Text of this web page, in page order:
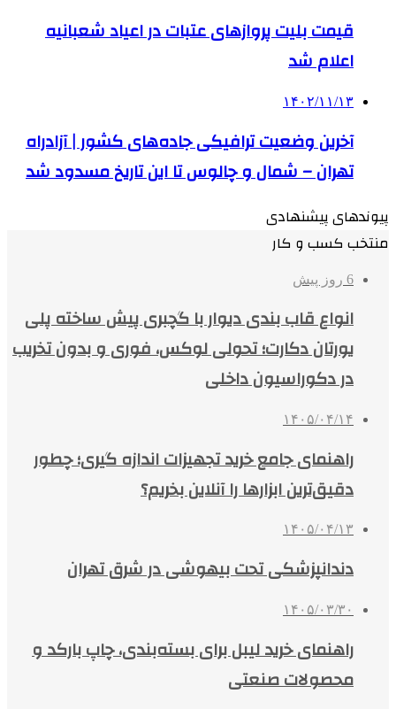
قیمت بلیت پروازهای عتبات در اعیاد شعبانیه
اعلام شد
۱۴۰۲/۱۱/۱۳
آخرین وضعیت ترافیکی جاده‌های کشور | آزادراه
تهران – شمال و چالوس تا این تاریخ مسدود شد
پیوندهای پیشنهادی
منتخب کسب و کار
6 روز پیش
انواع قاب بندی دیوار با گچبری پیش ساخته پلی
یورتان دکارت؛ تحولی لوکس، فوری و بدون تخریب
در دکوراسیون داخلی
۱۴۰۵/۰۴/۱۴
راهنمای جامع خرید تجهیزات اندازه گیری؛ چطور
دقیق‌ترین ابزارها را آنلاین بخریم؟
۱۴۰۵/۰۴/۱۳
دندانپزشکی تحت بیهوشی در شرق تهران
۱۴۰۵/۰۳/۳۰
راهنمای خرید لیبل برای بسته‌بندی، چاپ بارکد و
محصولات صنعتی